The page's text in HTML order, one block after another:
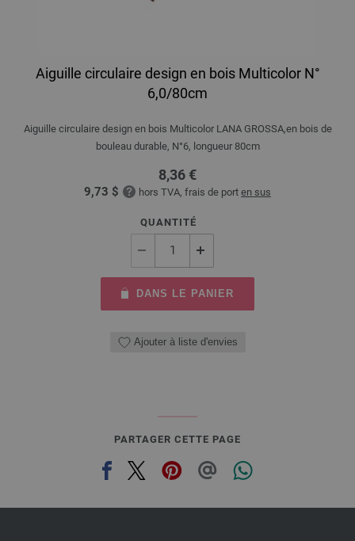
Aiguille circulaire design en bois Multicolor N°
6,0/80cm
Aiguille circulaire design en bois Multicolor LANA GROSSA,en bois de
bouleau durable, N°6, longueur 80cm
8,36 €
9,73 $ hors TVA, frais de port en sus
QUANTITÉ
DANS LE PANIER
Ajouter à liste d'envies
PARTAGER CETTE PAGE